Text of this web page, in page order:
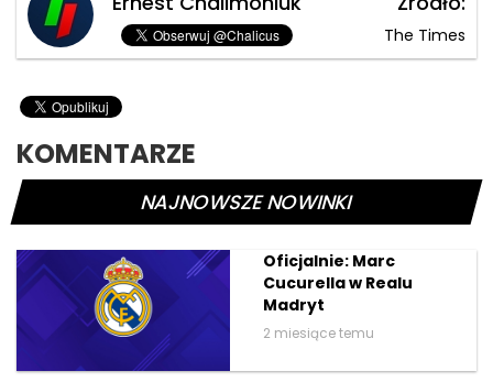
The Times
KOMENTARZE
NAJNOWSZE NOWINKI
Oficjalnie: Marc
Cucurella w Realu
Madryt
2 miesiące temu